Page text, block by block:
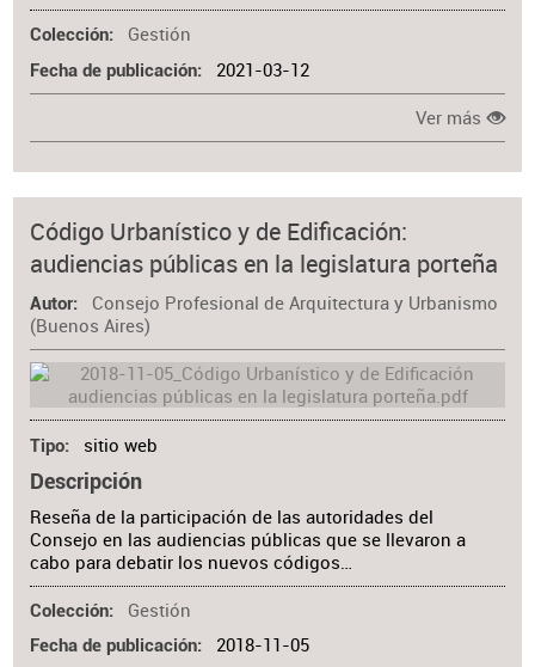
Colección Gestión
Fecha de publicación 2021-03-12
Ver más
Código Urbanístico y de Edificación:
audiencias públicas en la legislatura porteña
Autor
Consejo Profesional de Arquitectura y Urbanismo
(Buenos Aires)
Tipo sitio web
Descripción
Reseña de la participación de las autoridades del
Consejo en las audiencias públicas que se llevaron a
cabo para debatir los nuevos códigos…
Colección Gestión
Fecha de publicación 2018-11-05